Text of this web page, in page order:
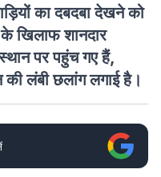
का दबदबा देखने को
खिलाफ शानदार
पर पहुंच गए हैं,
लंबी छलांग लगाई है।